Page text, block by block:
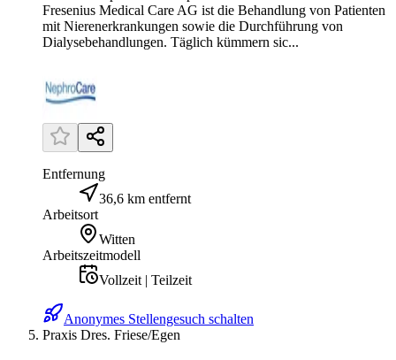
Fresenius Medical Care AG ist die Behandlung von Patienten
mit Nierenerkrankungen sowie die Durchführung von
Dialysebehandlungen. Täglich kümmern sic...
Entfernung
36,6 km entfernt
Arbeitsort
Witten
Arbeitszeitmodell
Vollzeit | Teilzeit
Anonymes Stellengesuch schalten
Praxis Dres. Friese/Egen